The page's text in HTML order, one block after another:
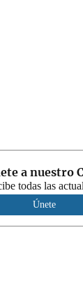
a nuestro
todas las
Únete